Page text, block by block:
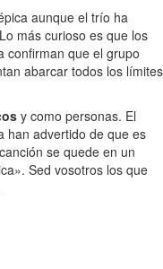
aunque el trío ha
más curioso es que los
confirman que el grupo
abarcar todos los límites
y como personas. El
han advertido de que es
se quede en un
Sed vosotros los que